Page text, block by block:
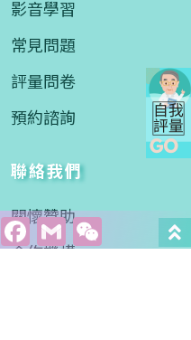
影音學習
常見問題
評量問卷
預約諮詢
聯絡我們
關懷贊助
合作機構
LineFacebook
Gmail